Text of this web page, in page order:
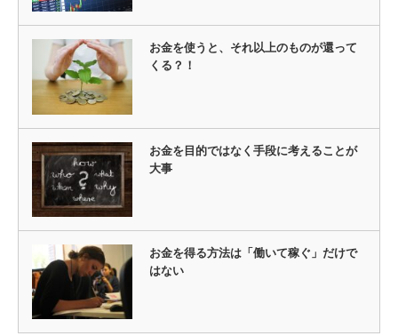
お金を使うと、それ以上のものが還って
くる？！
お金を目的ではなく手段に考えることが
大事
お金を得る方法は「働いて稼ぐ」だけで
はない